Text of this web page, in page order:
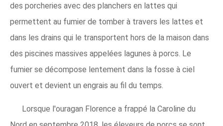
des porcheries avec des planchers en lattes qui
permettent au fumier de tomber à travers les lattes et
dans les drains qui le transportent hors de la maison dans
des piscines massives appelées lagunes à porcs. Le
fumier se décompose lentement dans la fosse à ciel
ouvert et devient un engrais au fil du temps.
Lorsque l'ouragan Florence a frappé la Caroline du